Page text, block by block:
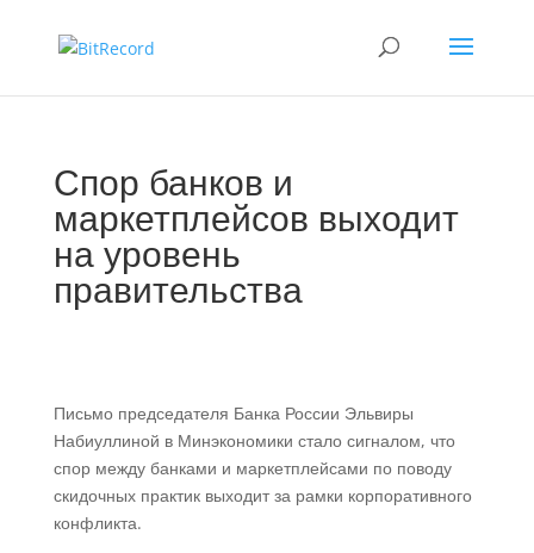
Спор банков и
маркетплейсов выходит
на уровень
правительства
Письмо председателя Банка России Эльвиры
Набиуллиной в Минэкономики стало сигналом, что
спор между банками и маркетплейсами по поводу
скидочных практик выходит за рамки корпоративного
конфликта.